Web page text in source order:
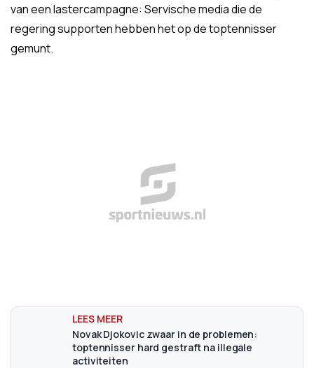
van een lastercampagne: Servische media die de
regering supporten hebben het op de toptennisser
gemunt.
Novak Djokovic zwaar in de problemen:
toptennisser hard gestraft na illegale
activiteiten